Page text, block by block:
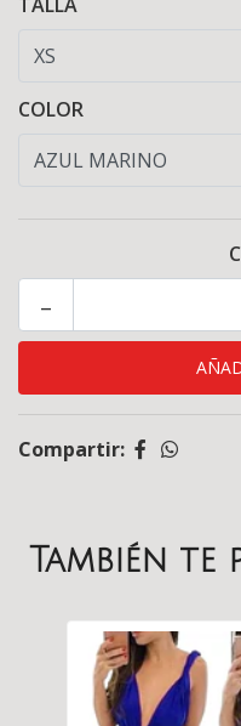
COLOR
-
Compartir:
También te